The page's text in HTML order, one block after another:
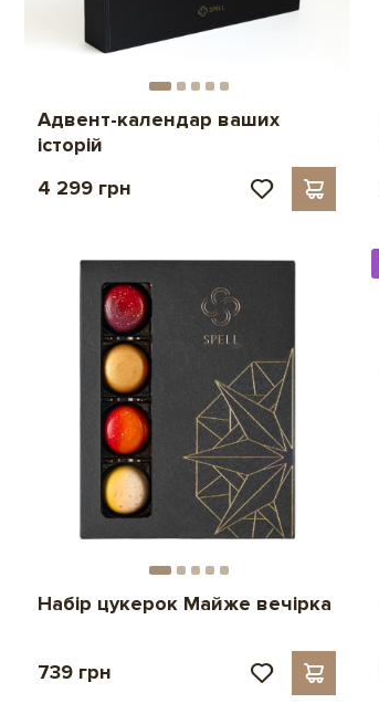
Адвент-календар ваших
історій
4 299 грн
Набір цукерок Майже вечірка
739 грн